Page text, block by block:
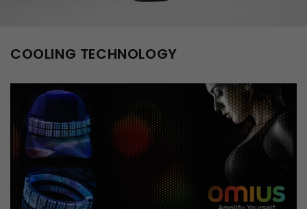
COOLING TECHNOLOGY